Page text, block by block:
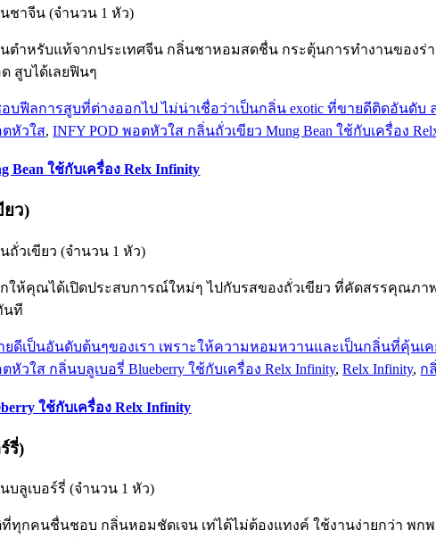
ชาจีน (จำนวน 1 หัว)
ำหรับแท้จากประเทศจีน กลิ่นชาหอมสดชื่น กระตุ้นการทำงานของร่า
สูบได้เลยฟินๆ
ตหัวใส,INFY POD พอตหัวใส กลิ่นถั่วเขียว Mung Bean ใช้กับเครื่อง
Bean ใช้กับเครื่อง Relx Infinity
ยว)
ถั่วเขียว (จำนวน 1 หัว)
กให้คุณได้เปิดประสบการณ์ใหม่ๆ ไปกับรสของถั่วเขียว ที่คัดสรรคุณภา
นที
หัวใส กลิ่นบลูเบอรี่ Blueberry ใช้กับเครื่อง Relx Infinity,Relx Infinity, ก
ใช้กับเครื่อง Relx Infinity
รี่)
บลูเบอร์รี่ (จำนวน 1 หัว)
ทุกคนชื่นชอบ กลิ่นหอมชัดเจน เท่ได้ไม่ต้องแทงค์ ใช้งานง่ายกว่า พก